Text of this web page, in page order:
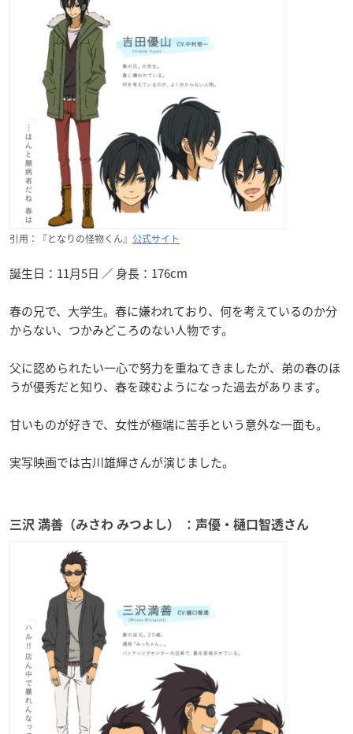
引用：『となりの怪物くん』 公式サイト
誕生日：11月5日 ／ 身長：176cm
春の兄で、大学生。春に嫌われており、何を考えているのか分
からない、つかみどころのない人物です。
父に認められたい一心で努力を重ねてきましたが、弟の春のほ
うが優秀だと知り、春を疎むようになった過去があります。
甘いものが好きで、女性が極端に苦手という意外な一面も。
実写映画では古川雄輝さんが演じました。
三沢 満善（みさわ みつよし） ：声優・樋口智透さん